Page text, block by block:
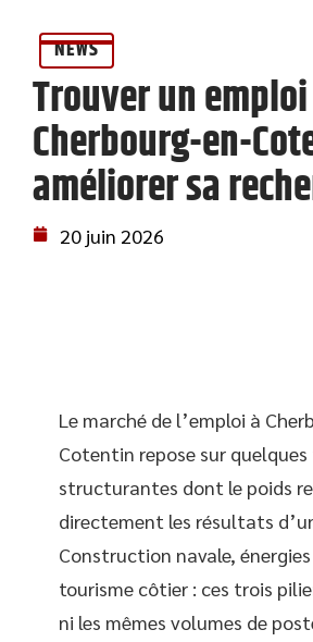
NEWS
Trouver un
Cherbourg-en-
améliorer sa
20 juin 2026
Le marché de l’emploi à
Cotentin repose sur quelques
structurantes dont le poids
directement les résultats
Construction navale,
tourisme côtier : ces trois
ni les mêmes volumes de